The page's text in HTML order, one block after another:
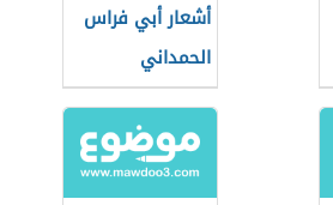
أشعار أبي فراس
الحمداني